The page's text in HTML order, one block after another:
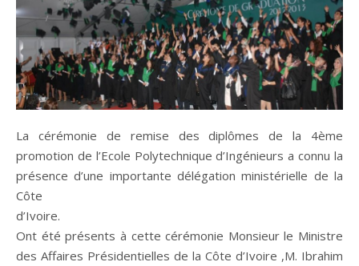
La cérémonie de remise des diplômes de la 4ème
promotion de l’Ecole Polytechnique d’Ingénieurs a connu la
présence d’une importante délégation ministérielle de la
Côte
d’Ivoire.
Ont été présents à cette cérémonie Monsieur le Ministre
des Affaires Présidentielles de la Côte d’Ivoire ,M. Ibrahim